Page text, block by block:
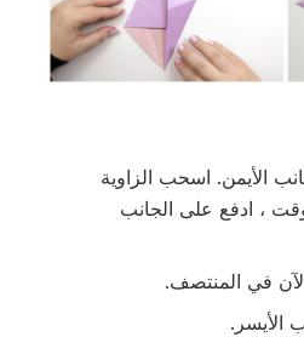
الأيمن. اسحب الزاوية
، ادفع على الجانب
في المنتصف.
الأيسر.